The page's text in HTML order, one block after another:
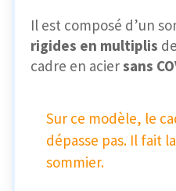
Il est composé d’un
rigides en multiplis
cadre en aciersans
Sur ce modèle, le
dépasse pas. Il fait
sommier.